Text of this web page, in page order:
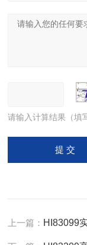
请输入计算结果（填
上一篇： HI83099